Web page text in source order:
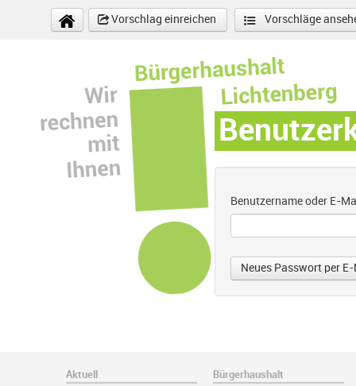
Direkt zum Inhalt
Vorschlag einreichen
Vorschläge
Benutzername oder E-
Aktuell
Bürgerhaushalt